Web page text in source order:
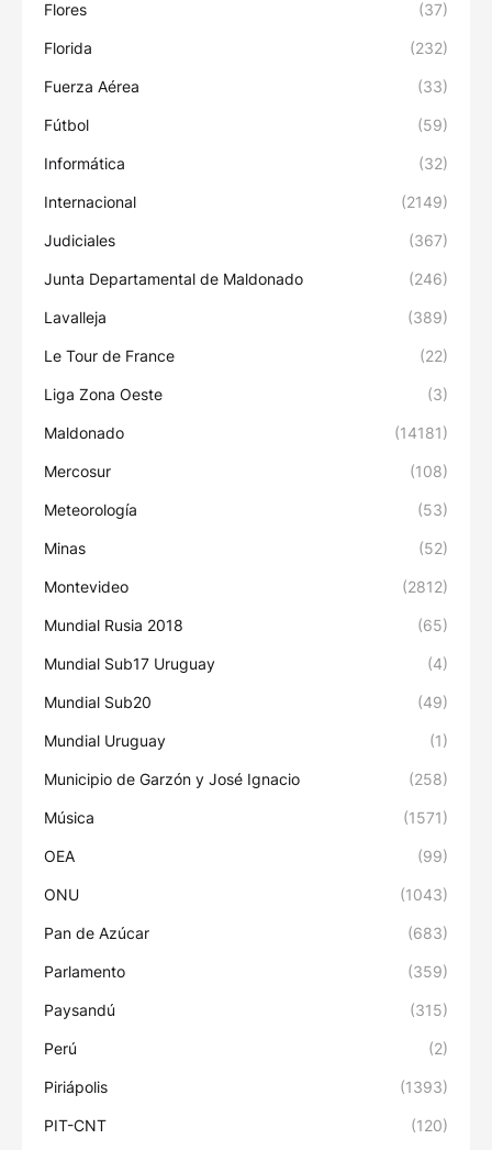
Flores (37)
Florida (232)
Fuerza Aérea (33)
Fútbol (59)
Informática (32)
Internacional (2149)
Judiciales (367)
Junta Departamental de Maldonado (246)
Lavalleja (389)
Le Tour de France (22)
Liga Zona Oeste (3)
Maldonado (14181)
Mercosur (108)
Meteorología (53)
Minas (52)
Montevideo (2812)
Mundial Rusia 2018 (65)
Mundial Sub17 Uruguay (4)
Mundial Sub20 (49)
Mundial Uruguay (1)
Municipio de Garzón y José Ignacio (258)
Música (1571)
OEA (99)
ONU (1043)
Pan de Azúcar (683)
Parlamento (359)
Paysandú (315)
Perú (2)
Piriápolis (1393)
PIT-CNT (120)